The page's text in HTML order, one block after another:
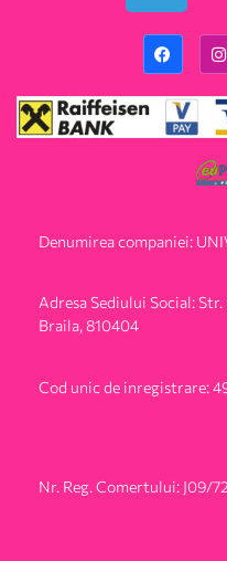
Denumirea companiei:
Adresa Sediului Social:
Braila, 810404
Cod unic de inregistrare:
Nr. Reg. Comertului: J09/